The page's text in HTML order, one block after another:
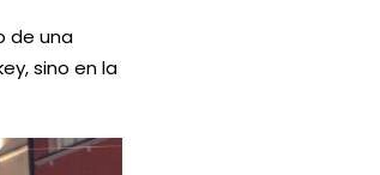
de una
sino en la